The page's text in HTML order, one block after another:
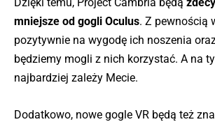
mniejsze od gogli Oculus. Z pewnością
pozytywnie na wygodę ich noszenia
będziemy mogli z nich korzystać. A na
najbardziej zależy Mecie.
Dodatkowo, nowe gogle VR będą też